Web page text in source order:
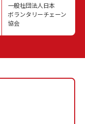
一般社団法人日本
ボランタリーチェーン
協会